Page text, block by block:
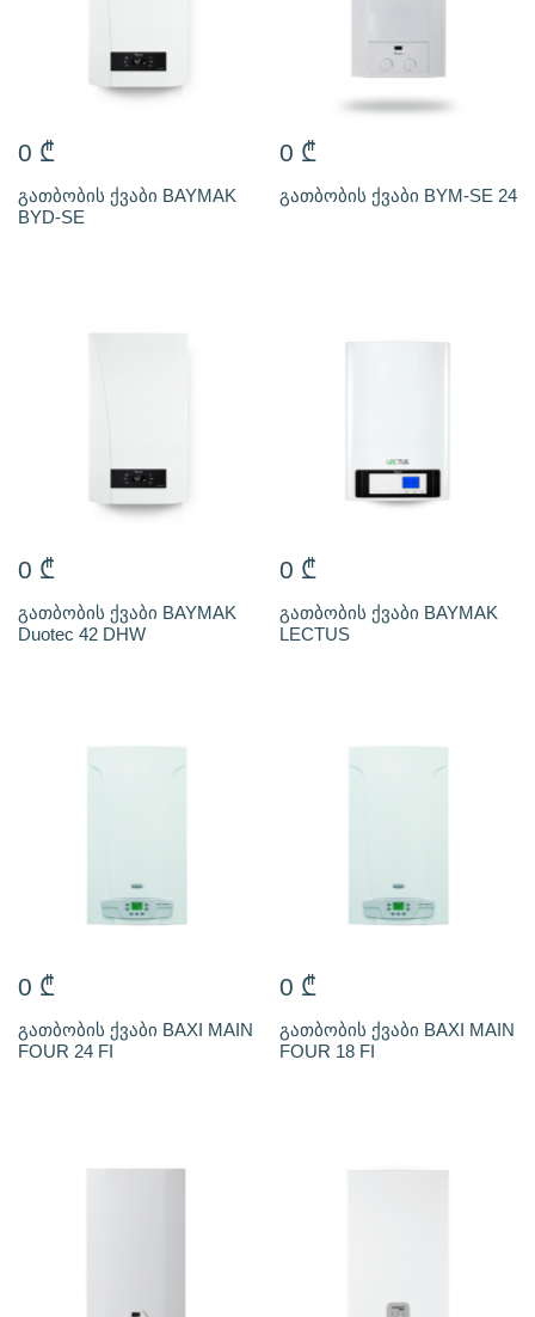
0 ₾
გათბობის ქვაბი BAYMAK
BYD-SE
0 ₾
გათბობის ქვაბი BYM-SE 24
0 ₾
გათბობის ქვაბი BAYMAK
Duotec 42 DHW
0 ₾
გათბობის ქვაბი BAYMAK
LECTUS
0 ₾
გათბობის ქვაბი BAXI MAIN
FOUR 24 FI
0 ₾
გათბობის ქვაბი BAXI MAIN
FOUR 18 FI